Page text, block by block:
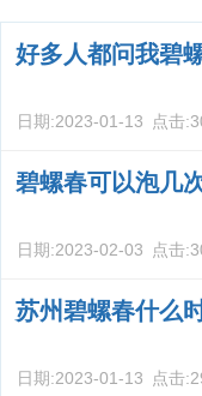
好多人都问我碧
日期:2023-01-13 点击:
碧螺春可以泡几
日期:2023-02-03 点击:
苏州碧螺春什么
日期:2023-01-13 点击: